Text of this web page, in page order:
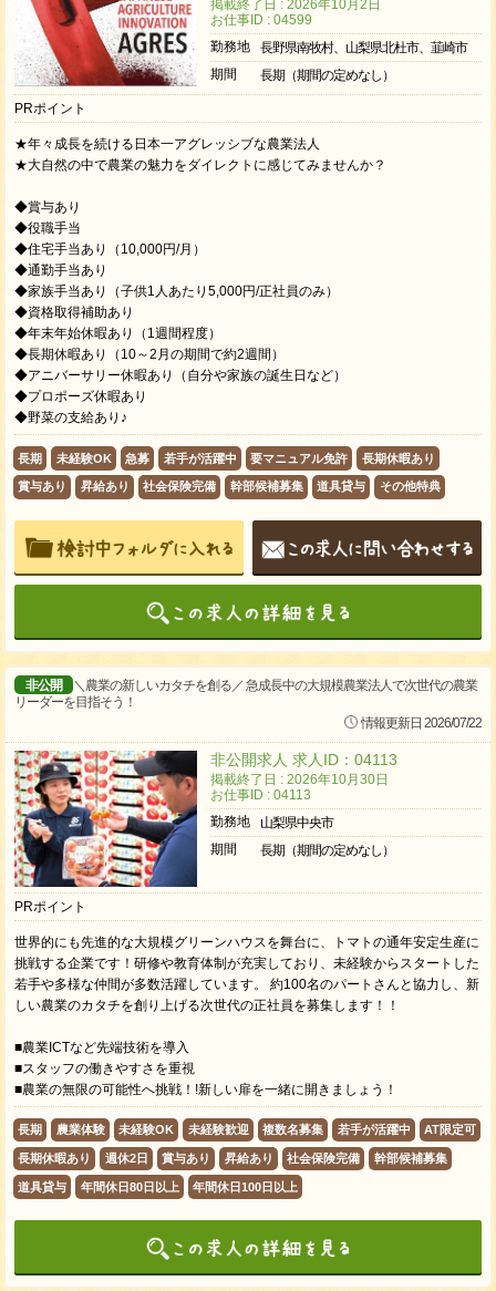
掲載終了日 : 2026年10月2日
お仕事ID : 04599
勤務地
長野県南牧村、山梨県北杜市、韮崎市
期間
長期（期間の定めなし）
PRポイント
★年々成長を続ける日本一アグレッシブな農業法人
★大自然の中で農業の魅力をダイレクトに感じてみませんか？
◆賞与あり
◆役職手当
◆住宅手当あり（10,000円/月）
◆通勤手当あり
◆家族手当あり（子供1人あたり5,000円/正社員のみ）
◆資格取得補助あり
◆年末年始休暇あり（1週間程度）
◆長期休暇あり（10～2月の期間で約2週間）
◆アニバーサリー休暇あり（自分や家族の誕生日など）
◆プロポーズ休暇あり
◆野菜の支給あり♪
長期 未経験OK 急募 若手が活躍中 要マニュアル免許 長期休暇あり
賞与あり 昇給あり 社会保険完備 幹部候補募集 道具貸与 その他特典
非公開
＼農業の新しいカタチを創る／ 急成長中の大規模農業法人で次世代の農業
リーダーを目指そう！
情報更新日 2026/07/22
非公開求人 求人ID：04113
掲載終了日 : 2026年10月30日
お仕事ID : 04113
勤務地
山梨県中央市
期間
長期（期間の定めなし）
PRポイント
世界的にも先進的な大規模グリーンハウスを舞台に、トマトの通年安定生産に
挑戦する企業です！研修や教育体制が充実しており、未経験からスタートした
若手や多様な仲間が多数活躍しています。 約100名のパートさんと協力し、新
しい農業のカタチを創り上げる次世代の正社員を募集します！！
■農業ICTなど先端技術を導入
■スタッフの働きやすさを重視
■農業の無限の可能性へ挑戦！!新しい扉を一緒に開きましょう！
長期 農業体験 未経験OK 未経験歓迎 複数名募集 若手が活躍中 AT限定可
長期休暇あり 週休2日 賞与あり 昇給あり 社会保険完備 幹部候補募集
道具貸与 年間休日80日以上 年間休日100日以上